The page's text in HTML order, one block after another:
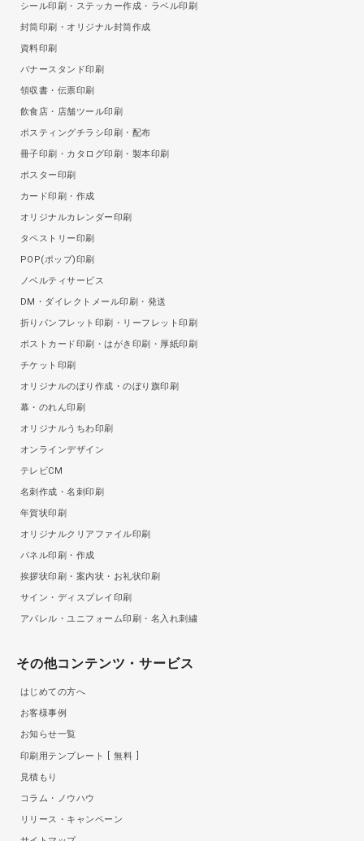
シール印刷・ステッカー作成・ラベル印刷
封筒印刷・オリジナル封筒作成
資料印刷
バナースタンド印刷
領収書・伝票印刷
飲食店・店舗ツール印刷
ポスティングチラシ印刷・配布
冊子印刷・カタログ印刷・製本印刷
ポスター印刷
カード印刷・作成
オリジナルカレンダー印刷
タペストリー印刷
POP(ポップ)印刷
ノベルティサービス
DM・ダイレクトメール印刷・発送
折りパンフレット印刷・リーフレット印刷
ポストカード印刷・はがき印刷・厚紙印刷
チケット印刷
オリジナルのぼり作成・のぼり旗印刷
幕・のれん印刷
オリジナルうちわ印刷
オンラインデザイン
テレビCM
名刺作成・名刺印刷
年賀状印刷
オリジナルクリアファイル印刷
パネル印刷・作成
挨拶状印刷・案内状・お礼状印刷
サイン・ディスプレイ印刷
アパレル・ユニフォーム印刷・名入れ刺繍
その他コンテンツ・サービス
はじめての方へ
お客様事例
お知らせ一覧
印刷用テンプレート
無料
見積もり
コラム・ノウハウ
リリース・キャンペーン